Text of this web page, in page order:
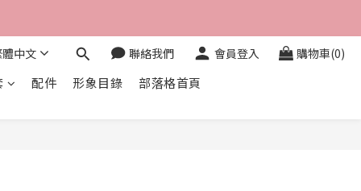
中文 聯絡我們 會員登入 購物車(0)
配件 形象目錄 部落格首頁